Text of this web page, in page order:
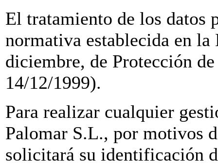
El tratamiento de los datos
normativa establecida en
diciembre, de Protección
14/12/1999).
Para realizar cualquier
Palomar S.L., por motivos
solicitará su identificación